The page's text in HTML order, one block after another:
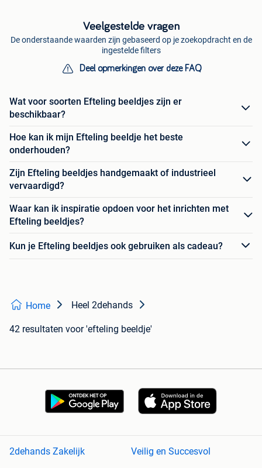
Veelgestelde vragen
De onderstaande waarden zijn gebaseerd op je zoekopdracht en de
ingestelde filters
Deel opmerkingen over deze FAQ
Wat voor soorten Efteling beeldjes zijn er
beschikbaar?
Hoe kan ik mijn Efteling beeldje het beste
onderhouden?
Zijn Efteling beeldjes handgemaakt of industrieel
vervaardigd?
Waar kan ik inspiratie opdoen voor het inrichten met
Efteling beeldjes?
Kun je Efteling beeldjes ook gebruiken als cadeau?
Home Heel 2dehands
42 resultaten voor 'efteling beeldje'
2dehands Zakelijk Veilig en Succesvol